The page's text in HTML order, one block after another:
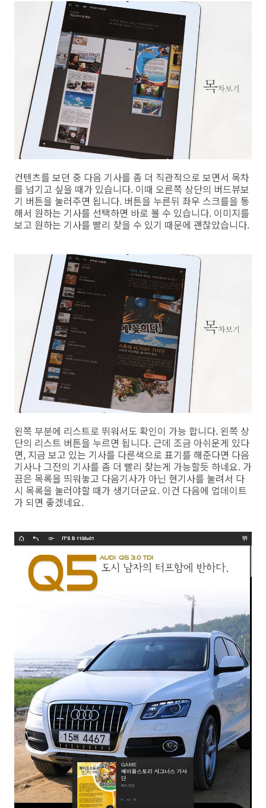
컨텐츠를 보던 중 다음 기사를 좀 더 직관적으로 보면서 목차
를 넘기고 싶을 때가 있습니다. 이때 오른쪽 상단의 버드뷰보
기 버튼을 눌러주면 됩니다. 버튼을 누른뒤 좌우 스크를을 통
해서 원하는 기사를 선택하면 바로 볼 수 있습니다. 이미지를
보고 원하는 기사를 빨리 찾을 수 있기 때문에 괜찮았습니다.
왼쪽 부분에 리스트로 뛰워서도 확인이 가능 합니다. 왼쪽 상
단의 리스트 버튼을 누르면 됩니다. 근데 조금 아쉬운게 있다
면, 지금 보고 있는 기사를 다른색으로 표기를 해준다면 다음
기사나 그전의 기사를 좀 더 빨리 찾는게 가능할듯 하네요. 가
끔은 목록을 띄워놓고 다음기사가 아닌 현기사를 눌려서 다
시 목록을 눌러야할 때가 생기더군요. 이건 다음에 업데이트
가 되면 좋겠네요.